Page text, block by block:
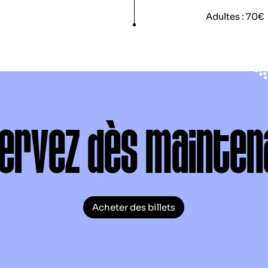
Adultes : 70€
dès
Acheter des billets